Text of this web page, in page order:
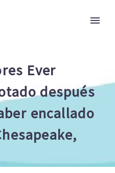
Ever
después
encallado